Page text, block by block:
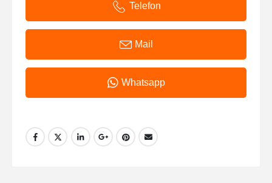
Telefon
Mail
Whatsapp